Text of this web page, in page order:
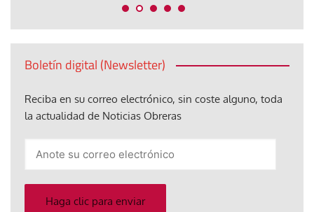
Boletín digital (Newsletter)
Reciba en su correo electrónico, sin coste alguno, toda
la actualidad de Noticias Obreras
electrónico
Haga clic para enviar